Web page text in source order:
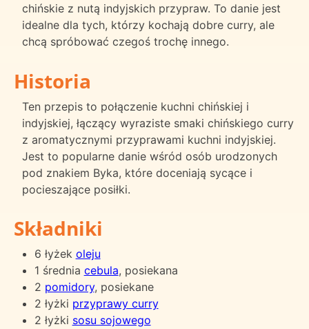
chińskie z nutą indyjskich przypraw. To danie jest
idealne dla tych, którzy kochają dobre curry, ale
chcą spróbować czegoś trochę innego.
Historia
Ten przepis to połączenie kuchni chińskiej i
indyjskiej, łączący wyraziste smaki chińskiego curry
z aromatycznymi przyprawami kuchni indyjskiej.
Jest to popularne danie wśród osób urodzonych
pod znakiem Byka, które doceniają sycące i
pocieszające posiłki.
Składniki
6 łyżek oleju
1 średnia cebula, posiekana
2 pomidory, posiekane
2 łyżki przyprawy curry
2 łyżki sosu sojowego